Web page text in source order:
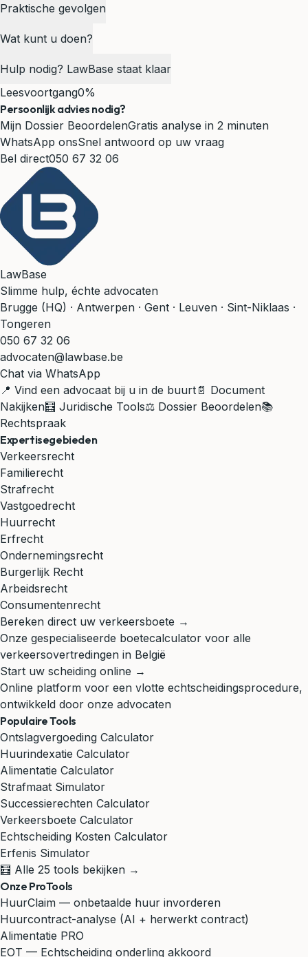
Praktische gevolgen
Wat kunt u doen?
Hulp nodig? LawBase staat klaar
Leesvoortgang0%
Persoonlijk advies nodig?
Mijn Dossier BeoordelenGratis analyse in 2 minuten
WhatsApp onsSnel antwoord op uw vraag
Bel direct050 67 32 06
LawBase
Slimme hulp, échte advocaten
Brugge (HQ) · Antwerpen · Gent · Leuven · Sint-Niklaas ·
Tongeren
050 67 32 06
advocaten@lawbase.be
Chat via WhatsApp
📍 Vind een advocaat bij u in de buurt 📄 Document
Nakijken🧮 Juridische Tools⚖️ Dossier Beoordelen📚
Rechtspraak
Expertisegebieden
Verkeersrecht
Familierecht
Strafrecht
Vastgoedrecht
Huurrecht
Erfrecht
Ondernemingsrecht
Burgerlijk Recht
Arbeidsrecht
Consumentenrecht
Bereken direct uw verkeersboete →
Onze gespecialiseerde boetecalculator voor alle
verkeersovertredingen in België
Start uw scheiding online →
Online platform voor een vlotte echtscheidingsprocedure,
ontwikkeld door onze advocaten
Populaire Tools
Ontslagvergoeding Calculator
Huurindexatie Calculator
Alimentatie Calculator
Strafmaat Simulator
Successierechten Calculator
Verkeersboete Calculator
Echtscheiding Kosten Calculator
Erfenis Simulator
🧮 Alle 25 tools bekijken →
Onze ProTools
HuurClaim — onbetaalde huur invorderen
Huurcontract-analyse (AI + herwerkt contract)
Alimentatie PRO
EOT — Echtscheiding onderling akkoord